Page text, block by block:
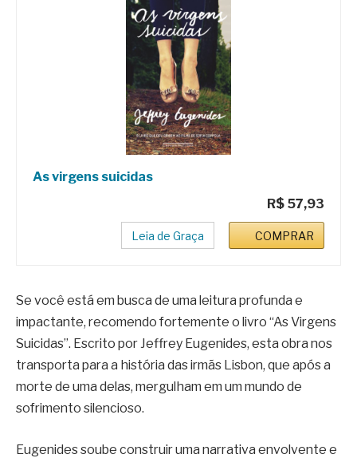
As virgens suicidas
R$ 57,93
Leia de Graça COMPRAR
Se você está em busca de uma leitura profunda e
impactante, recomendo fortemente o livro “As Virgens
Suicidas”. Escrito por Jeffrey Eugenides, esta obra nos
transporta para a história das irmãs Lisbon, que após a
morte de uma delas, mergulham em um mundo de
sofrimento silencioso.
Eugenides soube construir uma narrativa envolvente e